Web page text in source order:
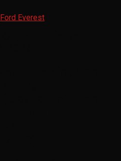
Ford Everest